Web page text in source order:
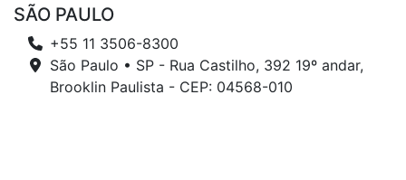
SÃO PAULO
+55 11 3506-8300
São Paulo • SP - Rua Castilho, 392 19º andar,
Brooklin Paulista - CEP: 04568-010